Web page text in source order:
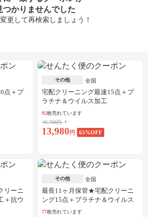
つかりませんでした
更して再検索しましょう！
点＋プ
その他 全国
宅配クリーニング最速15点＋プ
ラチナ＆ウイルス加工
92枚売れています
40,788円
13,980 円 65%OFF
リーニ
＋抗ウ
その他 全国
最長11ヶ月保管★宅配クリーニ
ング15点＋プラチナ＆ウイルス
加工
77枚売れています